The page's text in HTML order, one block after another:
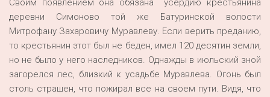
Своим появлением она обязана усердию крестьянина
деревни Симоново той же Батуринской волости
Митрофану Захаровичу Муравлеву. Если верить преданию,
то крестьянин этот был не беден, имел 120 десятин земли,
но не было у него наследников. Однажды в июльский зной
загорелся лес, близкий к усадьбе Муравлева. Огонь был
столь страшен, что пожирал все на своем пути. Видя, что